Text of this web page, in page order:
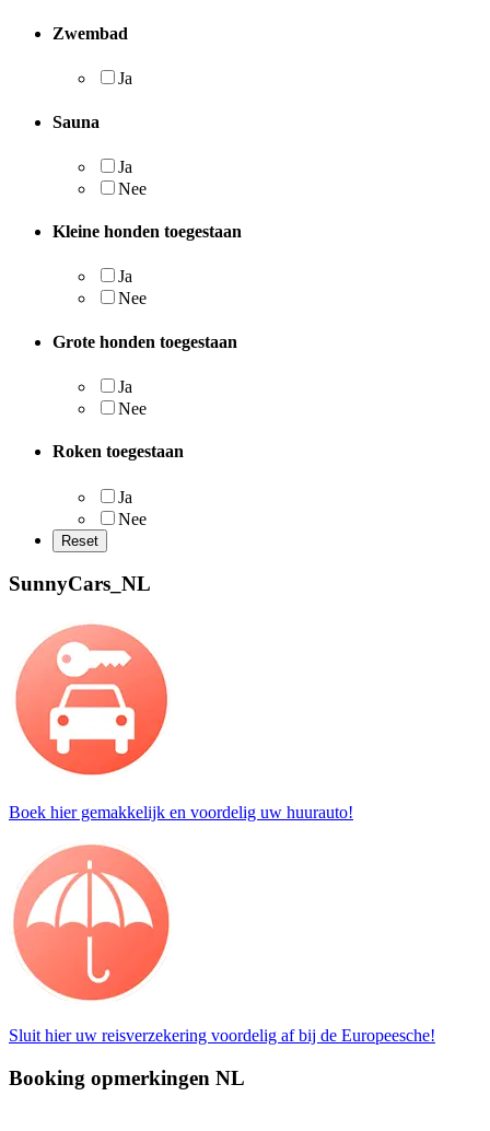
Zwembad
Ja
Sauna
Ja
Nee
Kleine honden toegestaan
Ja
Nee
Grote honden toegestaan
Ja
Nee
Roken toegestaan
Ja
Nee
SunnyCars_NL
Boek hier gemakkelijk en voordelig uw huurauto!
Sluit hier uw reisverzekering voordelig af bij de Europeesche!
Booking opmerkingen NL